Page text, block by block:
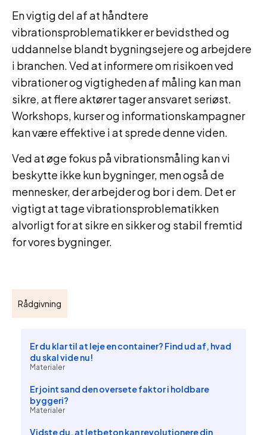
En vigtig del af at håndtere
vibrationsproblematikker er bevidsthed og
uddannelse blandt bygningsejere og arbejdere
i branchen. Ved at informere om risikoen ved
vibrationer og vigtigheden af måling kan man
sikre, at flere aktører tager ansvaret seriøst.
Workshops, kurser og informationskampagner
kan være effektive i at sprede denne viden.
Ved at øge fokus på vibrationsmåling kan vi
beskytte ikke kun bygninger, men også de
mennesker, der arbejder og bor i dem. Det er
vigtigt at tage vibrationsproblematikken
alvorligt for at sikre en sikker og stabil fremtid
for vores bygninger.
Rådgivning
Er du klar til at leje en container? Find ud af, hvad
du skal vide nu!
Materialer
Er joint sand den oversete faktor i holdbare
byggeri?
Materialer
Vidste du, at letbeton kan revolutionere din